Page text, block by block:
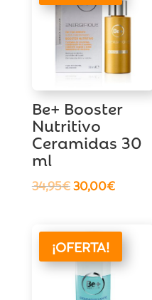
Be+ Booster
Nutritivo
Ceramidas 30
ml
34,95€El
era:
34,95€.
30,00€El
es:
30,00€.
¡OFERTA!